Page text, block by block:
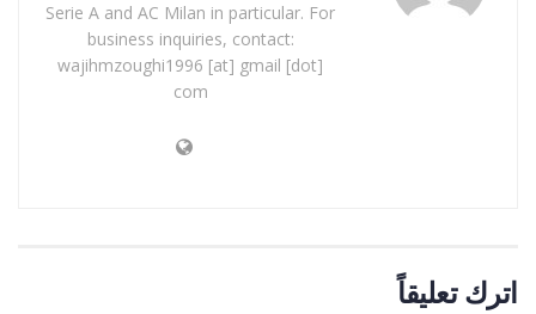
Serie A and AC Milan in particular. For
business inquiries, contact:
wajihmzoughi1996 [at] gmail [dot]
com
اترك تعليقاً